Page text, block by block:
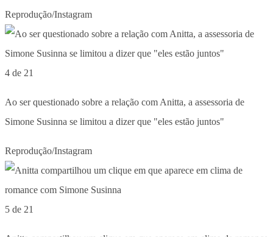
Reprodução/Instagram
4 de 21
Ao ser questionado sobre a relação com Anitta, a assessoria de
Simone Susinna se limitou a dizer que "eles estão juntos"
Reprodução/Instagram
5 de 21